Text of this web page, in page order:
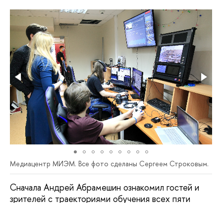
Медиацентр МИЭМ. Все фото сделаны Сергеем Строковым.
Сначала Андрей Абрамешин ознакомил гостей и
зрителей с траекториями обучения всех пяти